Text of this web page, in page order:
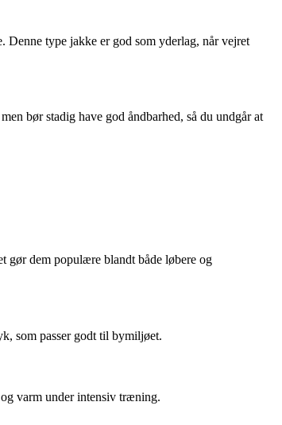
type jakke er god som yderlag, når vejret
bør stadig have god åndbarhed, så du undgår at
gør dem populære blandt både løbere og
som passer godt til bymiljøet.
varm under intensiv træning.